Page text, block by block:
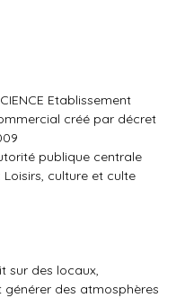
Etablissement
créé par décret
publique centrale
culture et culte
sur des locaux,
des atmosphères